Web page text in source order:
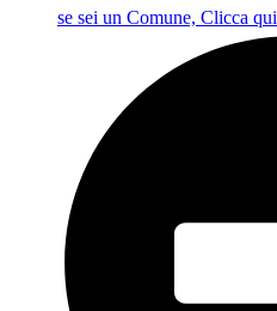
se sei un Comune, Clicca qui